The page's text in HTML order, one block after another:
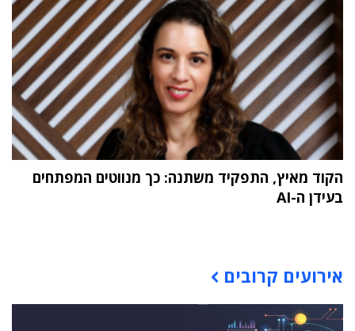
הקוד מאיץ, התפקיד משתנה: כך מנווטים המפתחים
בעידן ה-AI
אירועים קרובים